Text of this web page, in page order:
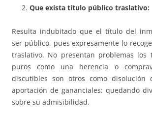
Que exista título público traslativo:
Resulta indubitado que el título del
ser público, pues expresamente lo
traslativo. No presentan problemas los
puros como una herencia o
discutibles son otros como disolución
aportación de gananciales: quedando
sobre su admisibilidad.